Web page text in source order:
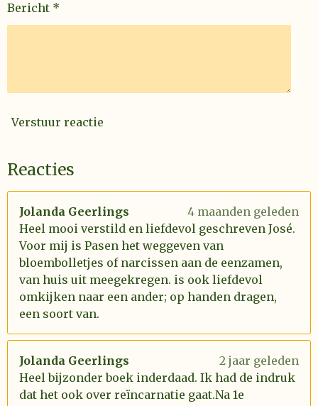
Bericht *
Verstuur reactie
Reacties
Jolanda Geerlings
4 maanden geleden
Heel mooi verstild en liefdevol geschreven José.
Voor mij is Pasen het weggeven van
bloembolletjes of narcissen aan de eenzamen,
van huis uit meegekregen. is ook liefdevol
omkijken naar een ander; op handen dragen,
een soort van.
Jolanda Geerlings
2 jaar geleden
Heel bijzonder boek inderdaad. Ik had de indruk
dat het ook over reïncarnatie gaat.Na 1e